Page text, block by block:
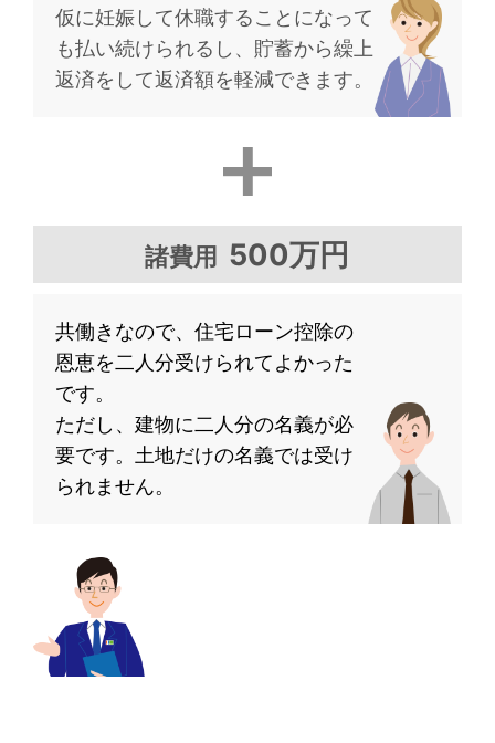
仮に妊娠して休職することになって
も払い続けられるし、 貯蓄から繰上
返済をして返済額を軽減できます。
諸費用 500万円
共働きなので、住宅ローン控除の
恩恵を二人分受けられてよかった
です。
ただし、建物に二人分の名義が必
要です。 土地だけの名義では受け
られません。